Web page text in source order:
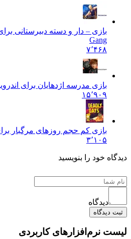
بازی – دار و دسته دبیرستانی
Gang
۷٬۴۶۸
بازی مدرسه اژدهایان برای
۱۵٬۹۰۹
بازی کم حجم روزهای مرگبار
۳٬۱۰۵
دیدگاه خود را بنویسید
دیدگاه
ثبت دیدگاه
لیست نرم‌افزارهای کاربردی